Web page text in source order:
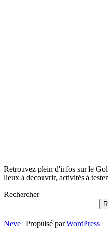
Retrouvez plein d'infos sur le
lieux à découvrir, activités à
Rechercher
Neve | Propulsé parWordPress